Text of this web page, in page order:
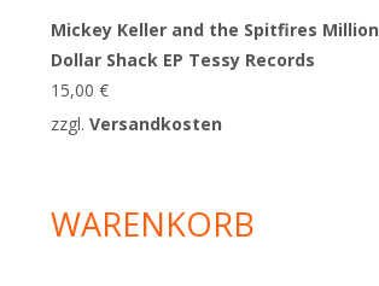
Mickey Keller and the Spitfires Million
Dollar Shack EP Tessy Records
15,00€
zzgl.Versandkosten
WARENKORB